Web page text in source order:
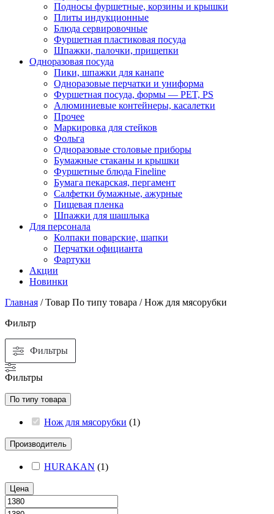
Подносы фуршетные, корзины и крышки
Плиты индукционные
Блюда сервировочные
Фуршетная пластиковая посуда
Шпажки, палочки, прищепки
Одноразовая посуда
Пики, шпажки для канапе
Одноразовые перчатки и униформа
Фуршетная посуда, формы — PET, PS
Алюминиевые контейнеры, касалетки
Прочее
Маркировка для стейков
Фольга
Одноразовые столовые приборы
Бумажные стаканы и крышки
Фуршетные блюда Fineline
Бумага пекарская, пергамент
Салфетки бумажные, ажурные
Пищевая пленка
Шпажки для шашлыка
Для персонала
Колпаки поварские, шапки
Перчатки официанта
Фартуки
Акции
Новинки
Главная / Товар По типу товара / Нож для мясорубки
Фильтр
Фильтры
Фильтры
По типу товара
Нож для мясорубки (1)
Производитель
HURAKAN (1)
Цена